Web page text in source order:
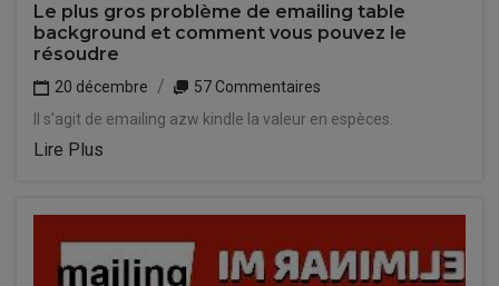
Le plus gros problème de emailing table
background et comment vous pouvez le
résoudre
20 décembre
57 Commentaires
Il s'agit de emailing azw kindle la valeur en espèces.
Lire Plus